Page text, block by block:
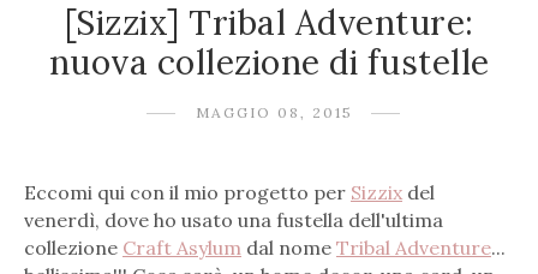
[Sizzix] Tribal Adventure:
nuova collezione di fustelle
MAGGIO 08, 2015
Eccomi qui con il mio progetto per Sizzix del
venerdì, dove ho usato una fustella dell'ultima
collezione Craft Asylum dal nome Tribal Adventure...